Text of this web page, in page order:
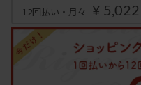
12回払い・月々 ¥ 5,022